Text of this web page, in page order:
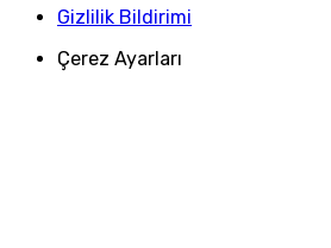
Gizlilik Bildirimi
Çerez Ayarları